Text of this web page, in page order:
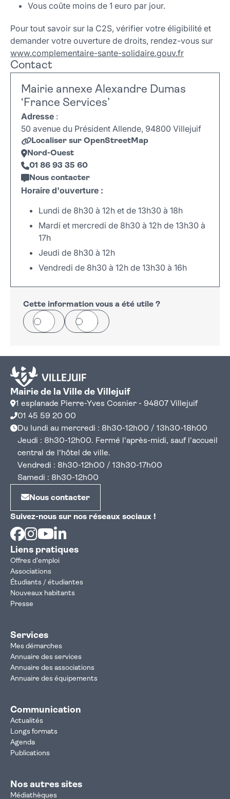
Vous coûte moins de 1 euro par jour.
Pour tout savoir sur la C2S, vérifier votre éligibilité et
demander votre ouverture de droits, rendez-vous sur
www.complementaire-sante-solidaire.gouv.fr
Contact
Mairie annexe Alexandre Dumas
‘France Services’
Adresse :
50 avenue du Président Allende, 94800 Villejuif
Localiser sur OpenStreetMap
Nord-Ouest
01 86 93 35 60
Nous contacter
Horaire d'ouverture :
Lundi de 8h30 à 12h et de 13h30 à 18h
Mardi et mercredi de 8h30 à 12h de 13h30 à
17h
Jeudi de 8h30 à 12h
Vendredi de 8h30 à 12h de 13h30 à 16h
+
−
Leaflet |©OpenStreetMap
Cette information vous a été utile ?
Oui Non
Mairie de la Ville de Villejuif
1 esplanade Pierre-Yves Cosnier - 94807 Villejuif
01 45 59 20 00
Du lundi au mercredi : 8h30-12h00 / 13h30-18h00
Jeudi : 8h30-12h00. Fermé l'après-midi, sauf l'accueil
central de l'hôtel de ville.
Vendredi : 8h30-12h00 / 13h30-17h00
Samedi : 8h30-12h00
Nous contacter
Suivez-nous sur nos réseaux sociaux !
Facebook
Instagram
Youtube
Liens pratiques
Offres d'emploi
Associations
Étudiants / étudiantes
Nouveaux habitants
Presse
Services
Mes démarches
Annuaire des services
Annuaire des associations
Annuaire des équipements
Communication
Actualités
Longs formats
Agenda
Publications
Nos autres sites
Médiathèques